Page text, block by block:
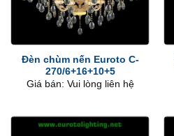
Đèn chùm nến Euroto C-
270/6+16+10+5
Giá bán: Vui lòng liên hệ